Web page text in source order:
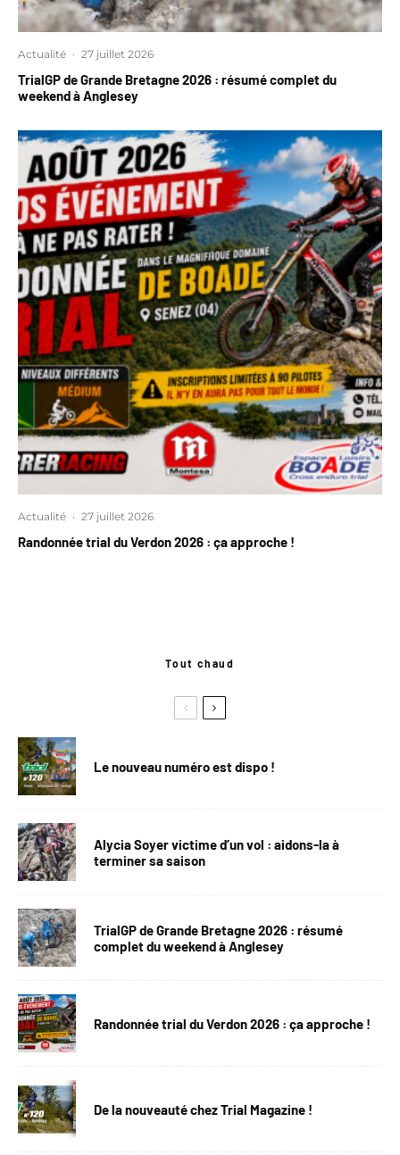
Actualité · 27 juillet 2026
TrialGP de Grande Bretagne 2026 : résumé complet du
weekend à Anglesey
Actualité · 27 juillet 2026
Randonnée trial du Verdon 2026 : ça approche !
Tout chaud
Le nouveau numéro est dispo !
Alycia Soyer victime d’un vol : aidons-la à
terminer sa saison
TrialGP de Grande Bretagne 2026 : résumé
complet du weekend à Anglesey
Randonnée trial du Verdon 2026 : ça approche !
De la nouveauté chez Trial Magazine !